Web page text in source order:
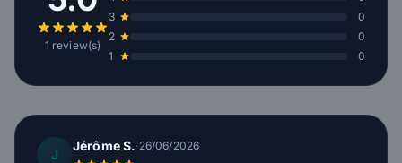
1 review(s)
3
0
2
0
1
0
J
Jérôme S.·26/06/2026